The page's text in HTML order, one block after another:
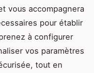
vous accompagnera
pour établir
à configurer
vos paramètres
tout en